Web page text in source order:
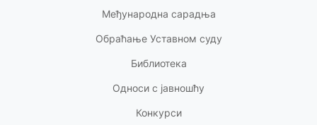
Међународна сарадња
Обраћање Уставном суду
Библиотека
Односи с јавношћу
Конкурси